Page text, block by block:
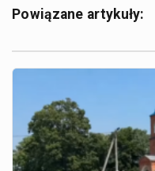
Powiązane artykuły: